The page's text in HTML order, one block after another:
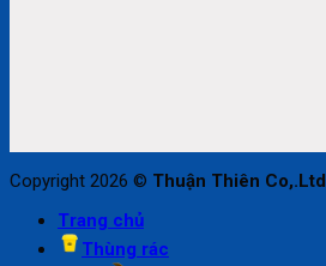
Copyright 2026 © Thuận Thiên Co,.Ltd
Trang chủ
Thùng rác